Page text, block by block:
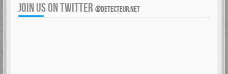
JOIN US ON TWITTER @DETECTEUR.NET